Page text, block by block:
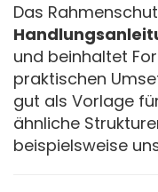
Das
und beinhaltet
praktischen
gut als Vorlage
ähnliche
beispielsweise